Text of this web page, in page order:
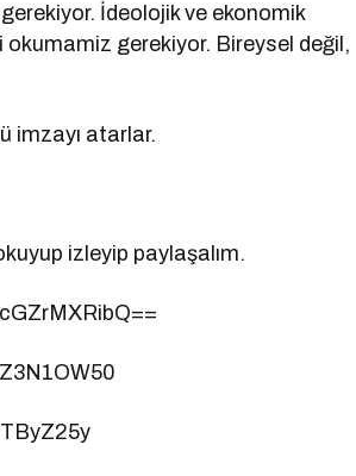
İdeolojik ve ekonomik
okumamiz gerekiyor. Bireysel değil,
imzayı atarlar.
izleyip paylaşalım.